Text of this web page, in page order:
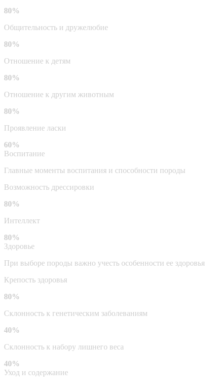
80%
Общительность и дружелюбие
80%
Отношение к детям
80%
Отношение к другим животным
80%
Проявление ласки
60%
Воспитание
Главные моменты воспитания и способности породы
Возможность дрессировки
80%
Интеллект
80%
Здоровье
При выборе породы важно учесть особенности ее здоровья
Крепость здоровья
80%
Склонность к генетическим заболеваниям
40%
Склонность к набору лишнего веса
40%
Уход и содержание